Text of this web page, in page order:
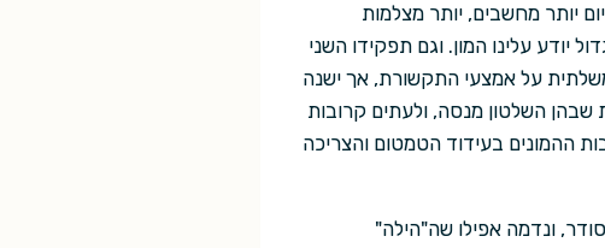
יותר מחשבים, יותר מצלמות
יודע עלינו המון. וגם תפקידו השני
על אמצעי התקשורת, אך ישנה
שבהן השלטון מנסה, ולעתים קרובות
ההמונים בעידוד הטמטום והצריכה
ונדמה אפילו שה"הילה"